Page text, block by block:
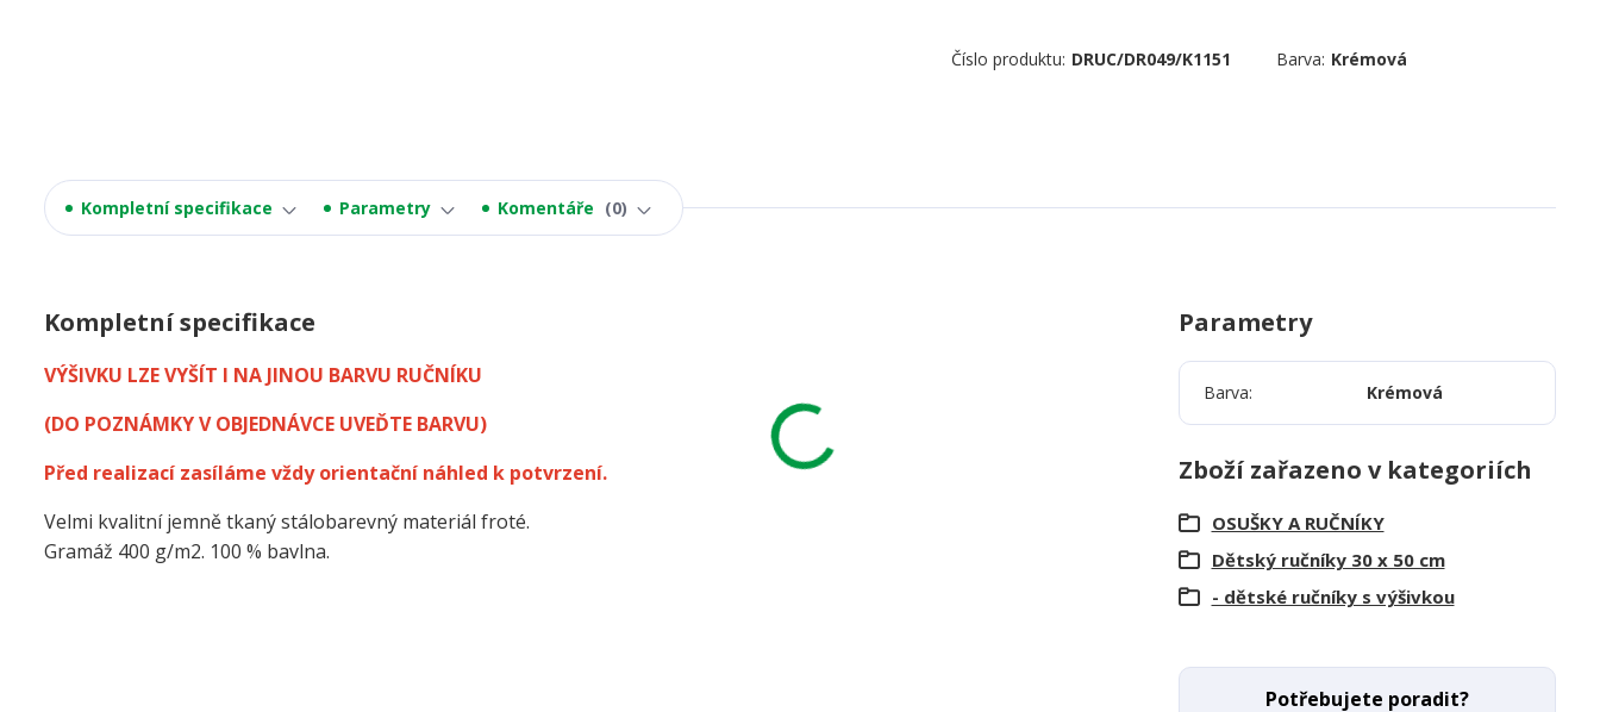
Číslo produktu: DRUC/DR049/K1151 Barva: Krémová
Kompletní specifikace Parametry Komentáře 0
Kompletní specifikace
VÝŠIVKU LZE VYŠÍT I NA JINOU BARVU RUČNÍKU
(DO POZNÁMKY V OBJEDNÁVCE UVEĎTE BARVU)
Před realizací zasíláme vždy orientační náhled k potvrzení.
Velmi kvalitní jemně tkaný stálobarevný materiál froté.
Gramáž 400 g/m2. 100 % bavlna.
Parametry
Barva Krémová
Zboží zařazeno v kategoriích
OSUŠKY A RUČNÍKY
Dětský ručníky 30 x 50 cm
- dětské ručníky s výšivkou
Potřebujete poradit?